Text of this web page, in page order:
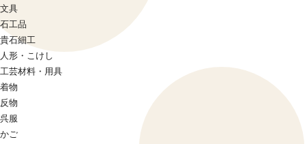
文具
石工品
貴石細工
人形・こけし
工芸材料・用具
着物
反物
呉服
かご